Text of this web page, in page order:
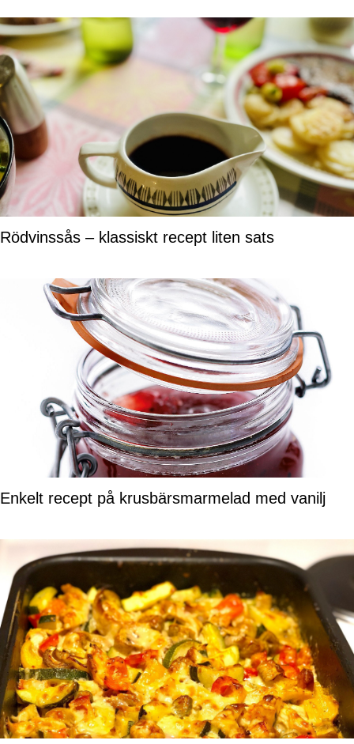
Rödvinssås – klassiskt recept liten sats
Enkelt recept på krusbärsmarmelad med vanilj